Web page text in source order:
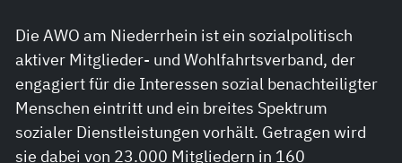
Die AWO am Niederrhein ist ein sozialpolitisch
aktiver Mitglieder- und Wohlfahrtsverband, der
engagiert für die Interessen sozial benachteiligter
Menschen eintritt und ein breites Spektrum
sozialer Dienstleistungen vorhält. Getragen wird
sie dabei von 23.000 Mitgliedern in 160